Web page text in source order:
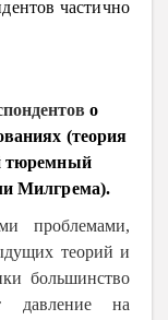
частично
о
(теория
тюремный
Милгрема).
проблемами,
теорий и
большинство
давление на